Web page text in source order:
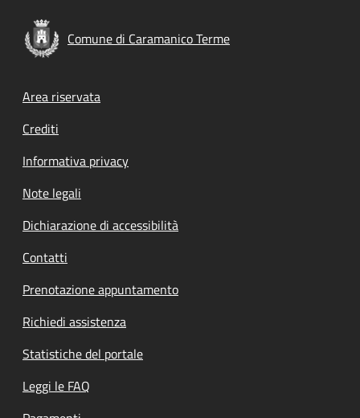
Comune di Caramanico Terme
Footer menu
Area riservata
Crediti
Informativa privacy
Note legali
Dichiarazione di accessibilità
Contatti
Prenotazione appuntamento
Richiedi assistenza
Statistiche del portale
Leggi le FAQ